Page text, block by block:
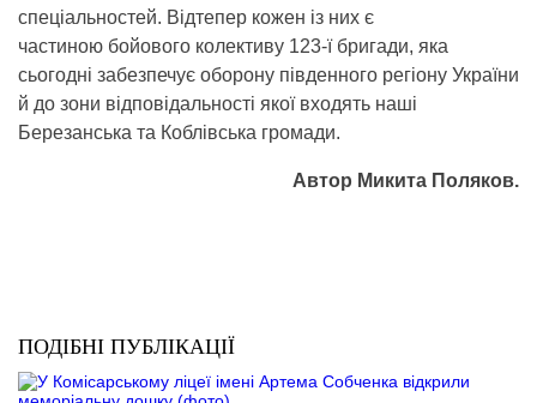
спеціальностей. Відтепер кожен із них є
частиною бойового колективу 123-ї бригади, яка
сьогодні забезпечує оборону південного регіону України
й до зони відповідальності якої входять наші
Березанська та Коблівська громади.
Автор Микита Поляков.
ПОДІБНІ ПУБЛІКАЦІЇ